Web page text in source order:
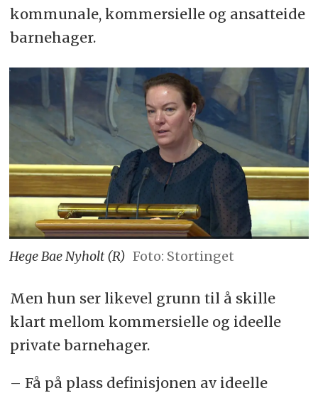
kommunale, kommersielle og ansatteide
barnehager.
Hege Bae Nyholt (R) Foto: Stortinget
Men hun ser likevel grunn til å skille
klart mellom kommersielle og ideelle
private barnehager.
– Få på plass definisjonen av ideelle